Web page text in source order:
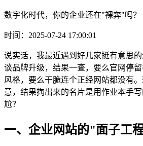
数字化时代，你的企业还在"裸奔"吗？
时间：2025-07-24 17:00:01
说实话，我最近遇到好几家挺有意思
谈品牌升级，结果一查，要么官网停留
风格，要么干脆连个正经网站都没有
意，结果掏出来的名片是用作业本手
尬？
一、企业网站的"面子工